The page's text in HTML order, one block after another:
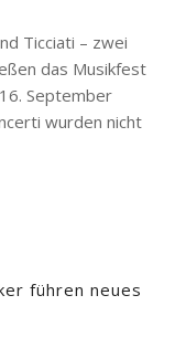
Ticciati – zwei
das Musikfest
September
wurden nicht
führen neues